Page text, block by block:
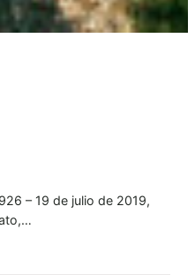
– 19 de julio de 2019,